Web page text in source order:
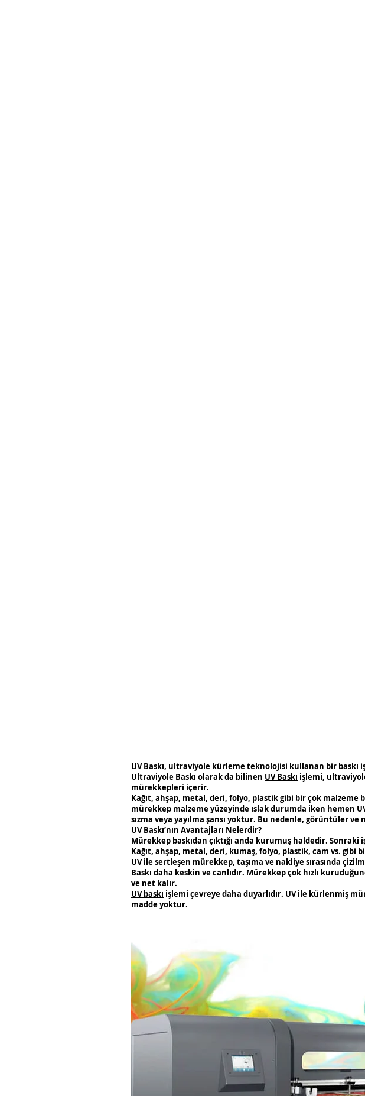
UV Baskı, ultraviyole kürleme teknolojisi kullanan bir baskı
Ultraviyole Baskı olarak da bilinen UV Baskı işlemi,
mürekkepleri içerir.
Kağıt, ahşap, metal, deri, folyo, plastik gibi bir çok
mürekkep malzeme yüzeyinde ıslak durumda iken hemen
sızma veya yayılma şansı yoktur. Bu nedenle, görüntüler ve
UV Baskı’nın Avantajları Nelerdir?
Mürekkep baskıdan çıktığı anda kurumuş haldedir.
Kağıt, ahşap, metal, deri, kumaş, folyo, plastik, cam vs. gibi
UV ile sertleşen mürekkep, taşıma ve nakliye sırasında
Baskı daha keskin ve canlıdır. Mürekkep çok hızlı
ve net kalır.
UV baskı işlemi çevreye daha duyarlıdır. UV ile kürlenmiş
madde yoktur.